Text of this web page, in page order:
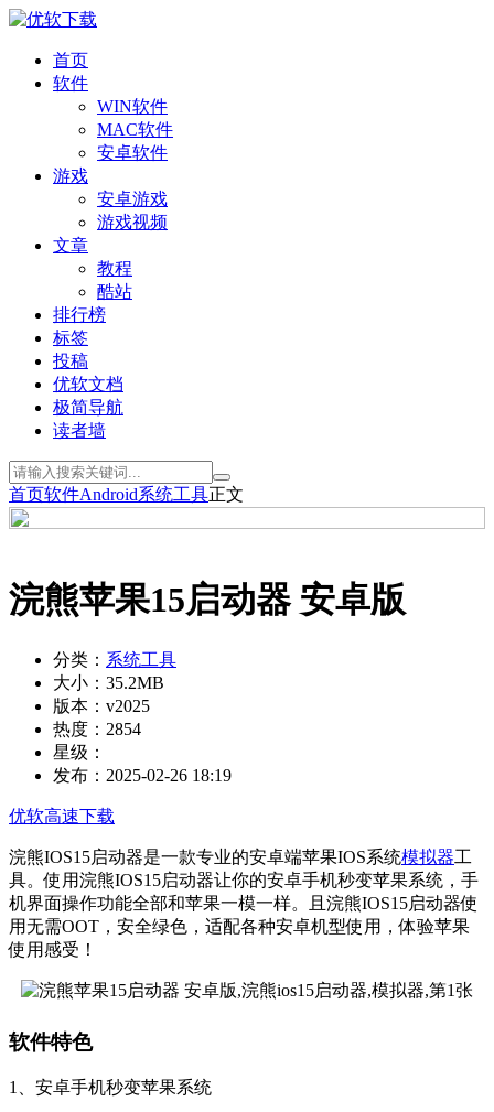
首页
软件
WIN软件
MAC软件
安卓软件
游戏
安卓游戏
游戏视频
文章
教程
酷站
排行榜
标签
投稿
优软文档
极简导航
读者墙
首页软件Android系统工具正文
浣熊苹果15启动器 安卓版
分类： 系统工具
大小： 35.2MB
版本： v2025
热度： 2854
星级：
发布： 2025-02-26 18:19
优软高速下载
浣熊IOS15启动器是一款专业的安卓端苹果IOS系统模拟器工
具。使用浣熊IOS15启动器让你的安卓手机秒变苹果系统，手
机界面操作功能全部和苹果一模一样。且浣熊IOS15启动器使
用无需OOT，安全绿色，适配各种安卓机型使用，体验苹果
使用感受！
软件特色
1、安卓手机秒变苹果系统